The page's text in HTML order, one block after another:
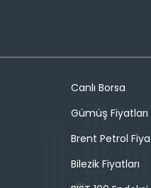
Canlı Borsa
Gümüş Fiyatları
Brent Petrol
Bilezik Fiyatları